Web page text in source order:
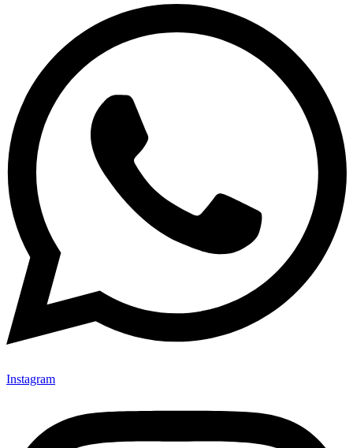
Instagram